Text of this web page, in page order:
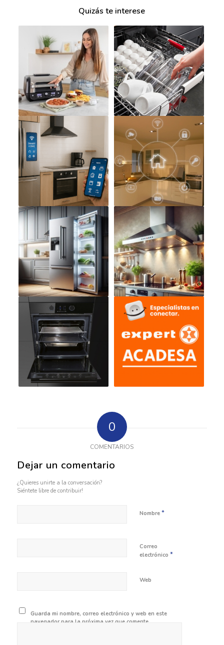
Quizás te interese
0
COMENTARIOS
Dejar un comentario
¿Quieres unirte a la conversación?
Siéntete libre de contribuir!
Nombre *
Correo
electrónico *
Web
Guarda mi nombre, correo electrónico y web en este
navegador para la próxima vez que comente.